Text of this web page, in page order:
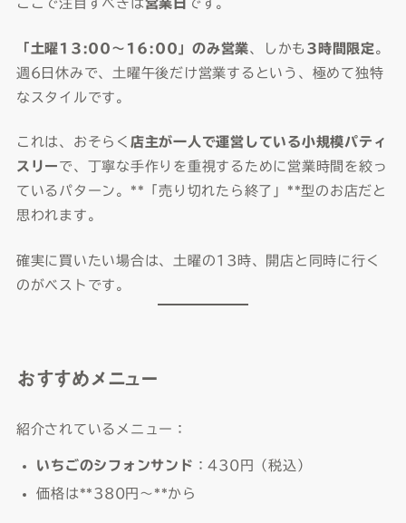
ここで注目すべきは営業日 です。
「土曜13:00〜16:00」のみ営業、しかも 3時間限定 。
週6日休みで、土曜午後だけ営業するという、極めて独特
なスタイルです。
これは、おそらく 店主が一人で運営している小規模パティ
スリー で、丁寧な手作りを重視するために営業時間を絞っ
ているパターン。**「売り切れたら終了」**型のお店だと
思われます。
確実に買いたい場合は、土曜の13時、開店と同時に行く
のがベストです。
おすすめメニュー
紹介されているメニュー：
いちごのシフォンサンド ：430円（税込）
価格は**380円〜**から